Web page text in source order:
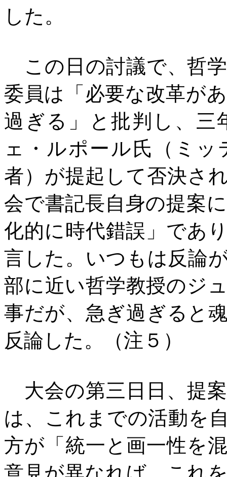
した。
この日の討議で、哲
委員は「必要な改革が
過ぎる」と批判し、三
ェ・ルポール氏（ミ
者）が提起して否決さ
会で書記長自身の提案
化的に時代錯誤」であ
言した。いつもは反論
部に近い哲学教授のジ
事だが、急ぎ過ぎると
反論した。（注５）
大会の第三日日、提
は、これまでの活動を
方が「統一と画一性を